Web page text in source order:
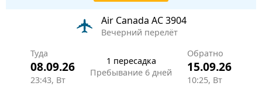
Air Canada AC 3904
Вечерний перелёт
Туда
08.09.26
23:43, Вт
1 пересадка
Пребывание 6 дней
Обратно
15.09.26
10:25, Вт